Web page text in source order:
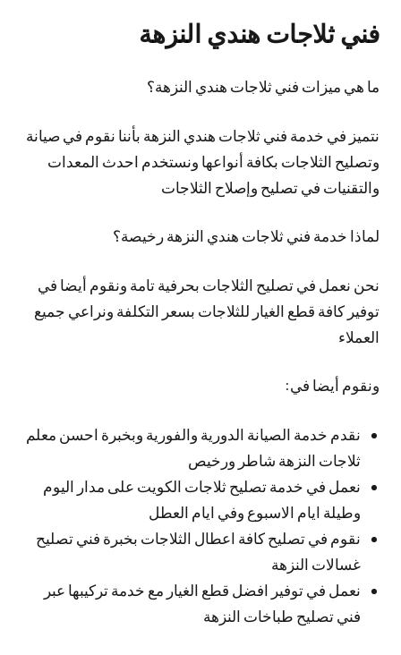
فني ثلاجات هندي النزهة
ما هي ميزات فني ثلاجات هندي النزهة؟
نتميز في خدمة فني ثلاجات هندي النزهة بأننا نقوم في صيانة
وتصليح الثلاجات بكافة أنواعها ونستخدم احدث المعدات
والتقنيات في تصليح وإصلاح الثلاجات
لماذا خدمة فني ثلاجات هندي النزهة رخيصة؟
نحن نعمل في تصليح الثلاجات بحرفية تامة ونقوم أيضا في
توفير كافة قطع الغيار للثلاجات بسعر التكلفة ونراعي جميع
العملاء
ونقوم أيضا في:
نقدم خدمة الصيانة الدورية والفورية وبخبرة احسن معلم
ثلاجات النزهة شاطر ورخيص
نعمل في خدمة تصليح ثلاجات الكويت على مدار اليوم
وطيلة ايام الاسبوع وفي ايام العطل
نقوم في تصليح كافة اعطال الثلاجات بخبرة فني تصليح
غسالات النزهة
نعمل في توفير افضل قطع الغيار مع خدمة تركيبها عبر
فني تصليح طباخات النزهة